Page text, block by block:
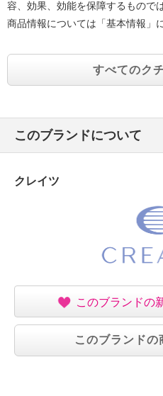
・中国製
容、効果、効能を保障するもので
商品情報については「基本情報」
すべてのク
このブランドについて
クレイツ
このブランドの
このブランドの